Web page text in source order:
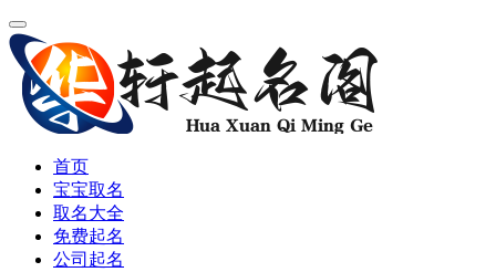
首页
宝宝取名
取名大全
免费起名
公司起名